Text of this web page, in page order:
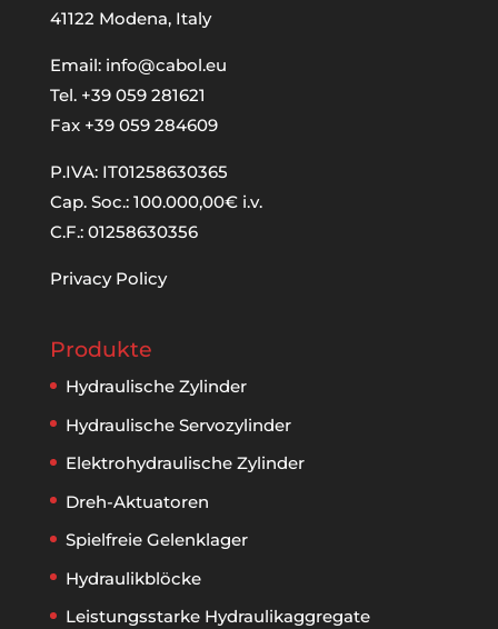
41122 Modena, Italy
Email: info@cabol.eu
Tel. +39 059 281621
Fax +39 059 284609
P.IVA: IT01258630365
Cap. Soc.: 100.000,00€ i.v.
C.F.: 01258630356
Privacy Policy
Produkte
Hydraulische Zylinder
Hydraulische Servozylinder
Elektrohydraulische Zylinder
Dreh-Aktuatoren
Spielfreie Gelenklager
Hydraulikblöcke
Leistungsstarke Hydraulikaggregate